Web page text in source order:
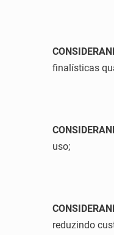
finalísticas
uso;
reduzindo